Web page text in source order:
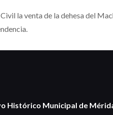
la venta de la dehesa del
Histórico Municipal de